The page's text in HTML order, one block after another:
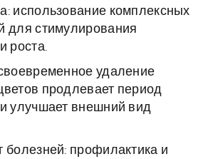
использование комплексных
для стимулирования
роста.
удаление
продлевает период
улучшает внешний вид
болезней: профилактика и